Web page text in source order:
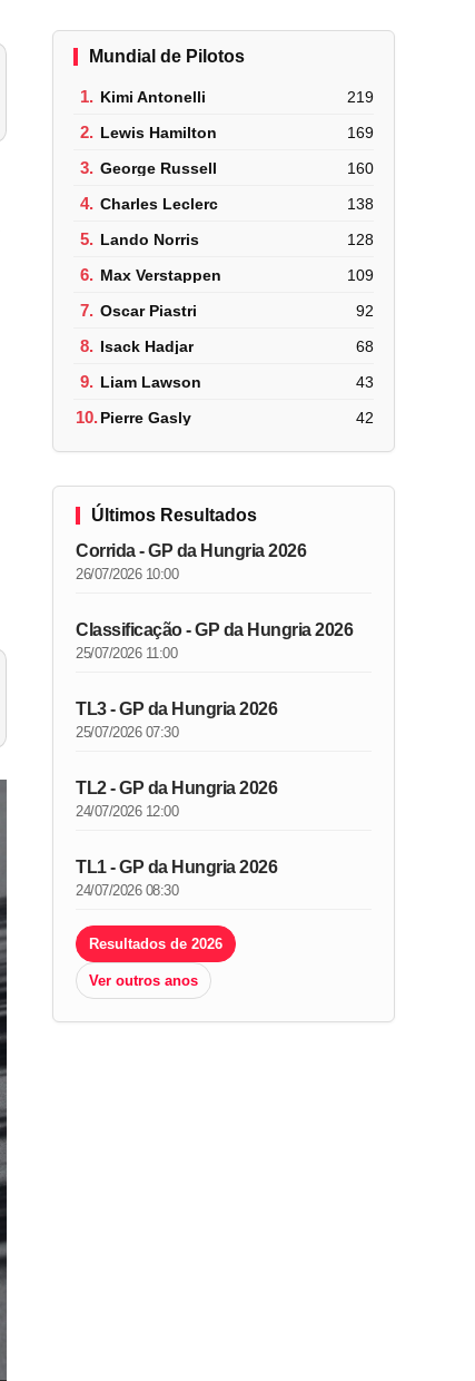
Mundial de Pilotos
1. Kimi Antonelli 219
2. Lewis Hamilton 169
3. George Russell 160
4. Charles Leclerc 138
5. Lando Norris 128
6. Max Verstappen 109
7. Oscar Piastri 92
8. Isack Hadjar 68
9. Liam Lawson 43
10.Pierre Gasly 42
Últimos Resultados
Corrida - GP da Hungria 2026
26/07/2026 10:00
Classificação - GP da Hungria 2026
25/07/2026 11:00
TL3 - GP da Hungria 2026
25/07/2026 07:30
TL2 - GP da Hungria 2026
24/07/2026 12:00
TL1 - GP da Hungria 2026
24/07/2026 08:30
Resultados de 2026
Ver outros anos